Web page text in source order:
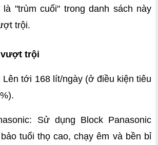
là "trùm cuối" trong danh sách này
trội.
vượt trội
Lên tới 168 lít/ngày (ở điều kiện tiêu
Sử dụng Block Panasonic
tuổi thọ cao, chạy êm và bền bỉ